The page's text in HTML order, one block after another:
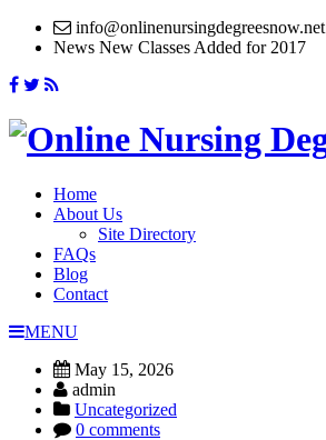
info@onlinenursingdegreesnow.net
News New Classes Added for 2017
Home
About Us
Site Directory
FAQs
Blog
Contact
MENU
May 15, 2026
admin
Uncategorized
0 comments